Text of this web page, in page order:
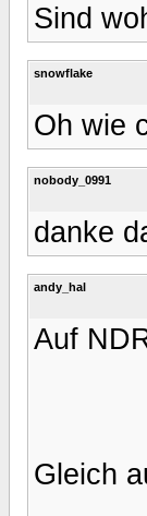
Sind
snowflake
Oh wie
nobody_0991
danke
andy_hal
Auf
Gleich